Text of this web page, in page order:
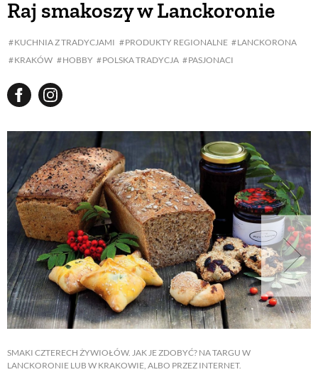
Raj smakoszy w Lanckoronie
KUCHNIA Z TRADYCJAMI PRODUKTY REGIONALNE
LANCKORONA
KRAKÓW
HOBBY POLSKA TRADYCJA PASJONACI
SMAKI CZTERECH ŻYWIOŁÓW. JAK JE ZDOBYĆ? NA TARGU W
LANCKORONIE LUB W KRAKOWIE, ALBO PRZEZ INTERNET.
BUDUJEMY DOM
WARZYWA I OWOCE
ROŚLINY OGRODOWE
PORADY
ZIELEŃ W DOMU
PROJEKTOWANIE OGRODU
NATURALNIE